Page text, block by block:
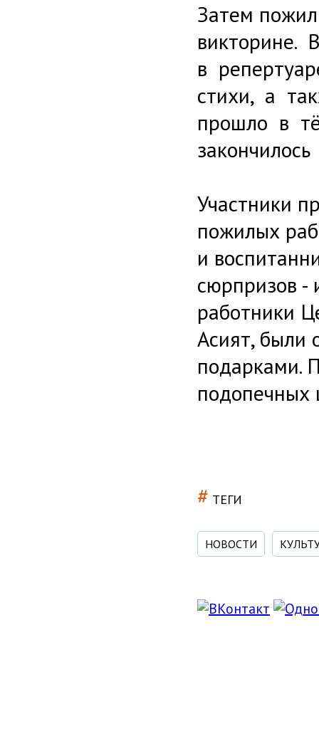
Затем
викторине.
в
стихи, а
прошло в
Участники
пожилых
и
сюрпризов -
работники
Асият, были
подарками.
подопечных
# ТЕГИ
НОВОСТИ